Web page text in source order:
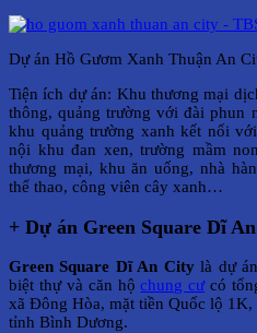
Dự án Hồ Gươm Xanh Thuận An
Tiện ích dự án: Khu thương mại
thông, quảng trường với đài phun
khu quảng trường xanh kết nối
nội khu đan xen, trường mầm
thương mại, khu ăn uống, nhà
thể thao, công viên cây xanh…
+ Dự án Green Square Dĩ
Green Square Dĩ An Citylà dự
biệt thự và căn hộchung cưcó
xã Đông Hòa, mặt tiền Quốc lộ
tỉnh Bình Dương.